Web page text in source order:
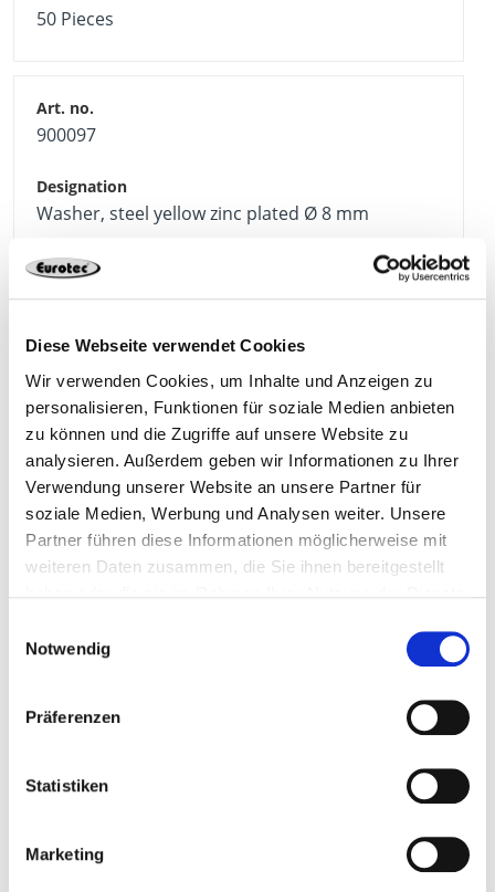
Diese Webseite verwendet Cookies
Wir verwenden Cookies, um Inhalte und Anzeigen zu
personalisieren, Funktionen für soziale Medien anbieten
zu können und die Zugriffe auf unsere Website zu
analysieren. Außerdem geben wir Informationen zu Ihrer
Verwendung unserer Website an unsere Partner für
soziale Medien, Werbung und Analysen weiter. Unsere
Partner führen diese Informationen möglicherweise mit
weiteren Daten zusammen, die Sie ihnen bereitgestellt
Notwendig
Präferenzen
Statistiken
Marketing
50 Pieces
900097
Washer, steel yellow zinc plated Ø 8 mm
50 Pieces
901032
Washer, steel yellow zinc plated Ø 10 mm
32 mm
50 Pieces